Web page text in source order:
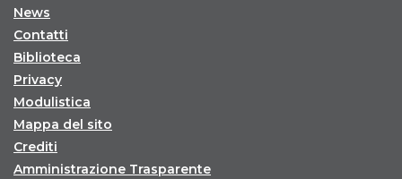
News
Contatti
Biblioteca
Privacy
Modulistica
Mappa del sito
Crediti
Amministrazione Trasparente